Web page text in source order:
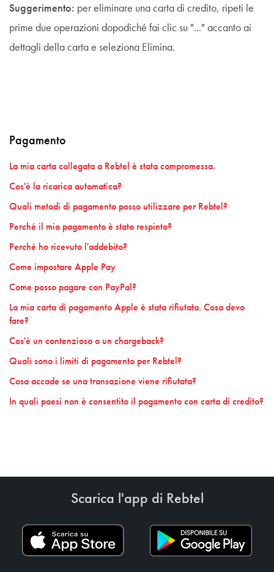
Suggerimento: per eliminare una carta di credito, ripeti le
prime due operazioni dopodiché fai clic su "..." accanto ai
dettagli della carta e seleziona Elimina.
Pagamento
La mia carta collegata a Rebtel è stata compromessa.
Cos'è la ricarica automatica?
Quali metodi di pagamento posso utilizzare per Rebtel?
Perché il mio pagamento è stato respinto?
Perché ho ricevuto l'addebito?
Come impostare Apple Pay
Come posso pagare con PayPal?
La mia carta di pagamento Apple è stata rifiutata. Cosa devo
fare?
Cos'è un contenzioso o un chargeback?
Quali sono i limiti di pagamento per Rebtel?
Cosa accade se una transazione viene rifiutata?
In quali paesi non è consentito il pagamento con carta di credito?
Scarica l'app di Rebtel